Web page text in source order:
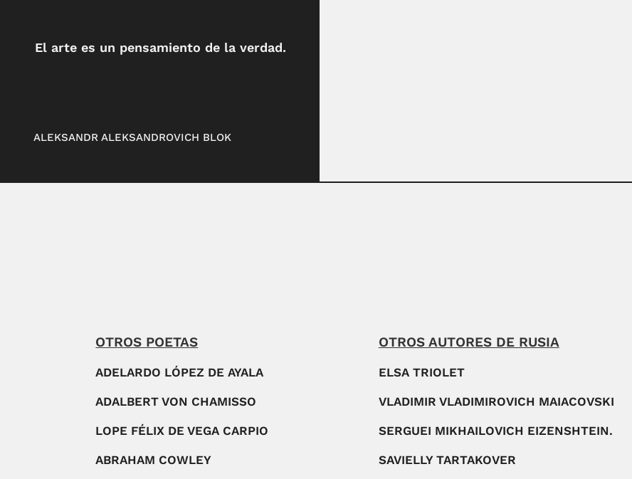
El arte es un pensamiento de la verdad.
ALEKSANDR ALEKSANDROVICH BLOK
OTROS POETAS
ADELARDO LÓPEZ DE AYALA
ADALBERT VON CHAMISSO
LOPE FÉLIX DE VEGA CARPIO
ABRAHAM COWLEY
OTROS AUTORES DE RUSIA
ELSA TRIOLET
VLADIMIR VLADIMIROVICH MAIACOVSKI
SERGUEI MIKHAILOVICH EIZENSHTEIN.
SAVIELLY TARTAKOVER